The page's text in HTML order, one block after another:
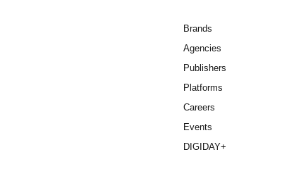
Brands
Agencies
Publishers
Platforms
Careers
Events
DIGIDAY+